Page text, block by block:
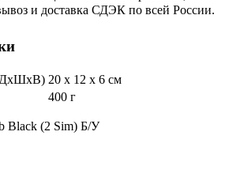
и доставка СДЭК по всей России.
20 x 12 x 6 см
400 г
Black (2 Sim) Б/У